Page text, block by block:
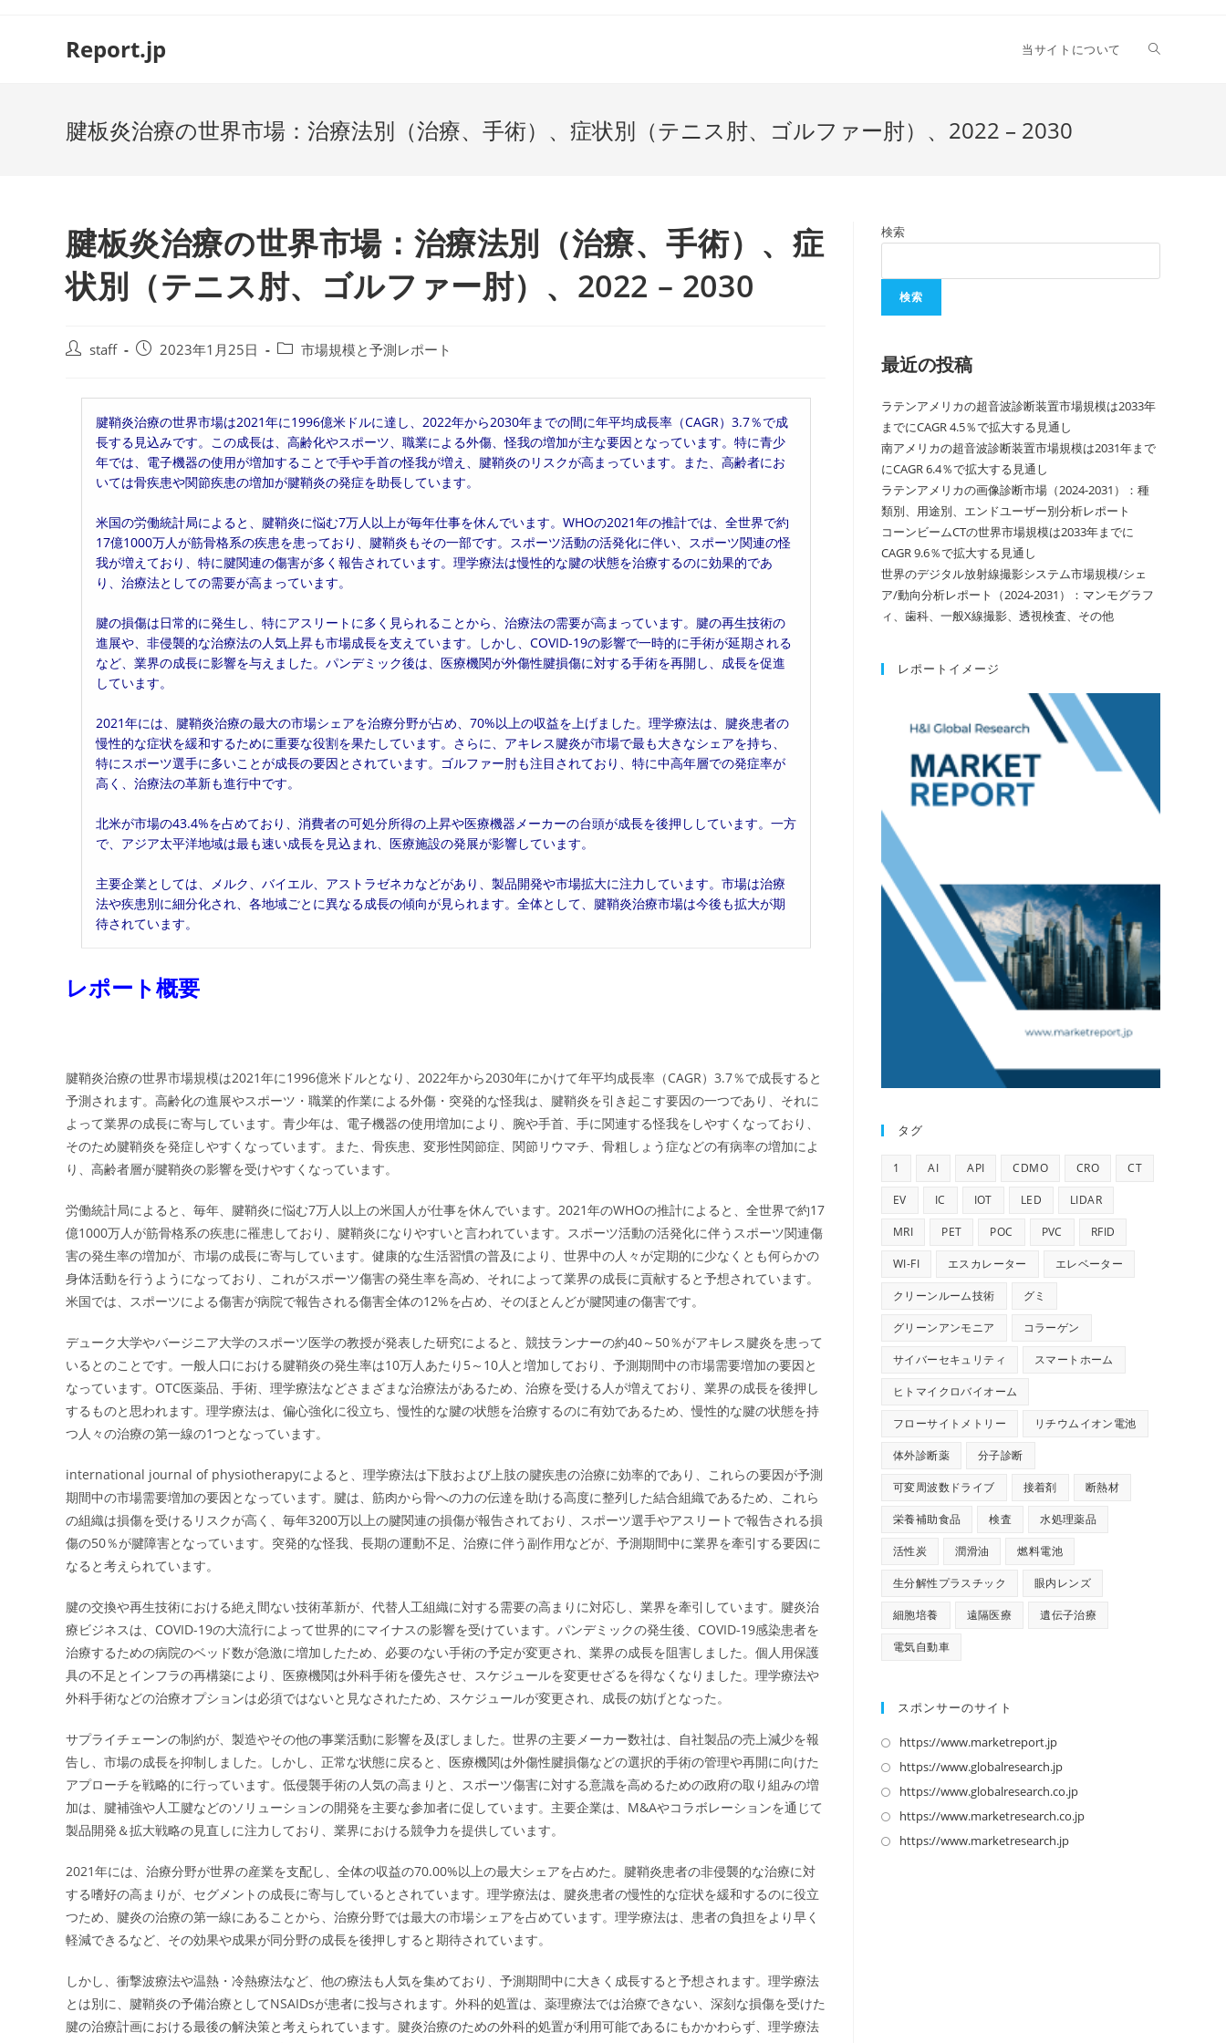
Report.jp 当サイトについて
腱板炎治療の世界市場：治療法別（治療、手術）、症状別（テニス肘、ゴルファー肘）、2022 – 2030
腱板炎治療の世界市場：治療法別（治療、手術）、症
状別（テニス肘、ゴルファー肘）、2022 – 2030
投
staff
投
日:
2023年1月25日
投
ゴ
リ
ー:
市場規模と予測レポート
腱鞘炎治療の世界市場は2021年に1996億米ドルに達し、2022年から2030年までの間に年平均成長率（CAGR）3.7％で成
長する見込みです。この成長は、高齢化やスポーツ、職業による外傷、怪我の増加が主な要因となっています。特に青少
年では、電子機器の使用が増加することで手や手首の怪我が増え、腱鞘炎のリスクが高まっています。また、高齢者にお
いては骨疾患や関節疾患の増加が腱鞘炎の発症を助長しています。
米国の労働統計局によると、腱鞘炎に悩む7万人以上が毎年仕事を休んでいます。WHOの2021年の推計では、全世界で約
17億1000万人が筋骨格系の疾患を患っており、腱鞘炎もその一部です。スポーツ活動の活発化に伴い、スポーツ関連の怪
我が増えており、特に腱関連の傷害が多く報告されています。理学療法は慢性的な腱の状態を治療するのに効果的であ
り、治療法としての需要が高まっています。
腱の損傷は日常的に発生し、特にアスリートに多く見られることから、治療法の需要が高まっています。腱の再生技術の
進展や、非侵襲的な治療法の人気上昇も市場成長を支えています。しかし、COVID-19の影響で一時的に手術が延期される
など、業界の成長に影響を与えました。パンデミック後は、医療機関が外傷性腱損傷に対する手術を再開し、成長を促進
しています。
2021年には、腱鞘炎治療の最大の市場シェアを治療分野が占め、70%以上の収益を上げました。理学療法は、腱炎患者の
慢性的な症状を緩和するために重要な役割を果たしています。さらに、アキレス腱炎が市場で最も大きなシェアを持ち、
特にスポーツ選手に多いことが成長の要因とされています。ゴルファー肘も注目されており、特に中高年層での発症率が
高く、治療法の革新も進行中です。
北米が市場の43.4%を占めており、消費者の可処分所得の上昇や医療機器メーカーの台頭が成長を後押ししています。一方
で、アジア太平洋地域は最も速い成長を見込まれ、医療施設の発展が影響しています。
主要企業としては、メルク、バイエル、アストラゼネカなどがあり、製品開発や市場拡大に注力しています。市場は治療
法や疾患別に細分化され、各地域ごとに異なる成長の傾向が見られます。全体として、腱鞘炎治療市場は今後も拡大が期
待されています。
レポート概要
腱鞘炎治療の世界市場規模は2021年に1996億米ドルとなり、2022年から2030年にかけて年平均成長率（CAGR）3.7％で成長すると
予測されます。高齢化の進展やスポーツ・職業的作業による外傷・突発的な怪我は、腱鞘炎を引き起こす要因の一つであり、それに
よって業界の成長に寄与しています。青少年は、電子機器の使用増加により、腕や手首、手に関連する怪我をしやすくなっており、
そのため腱鞘炎を発症しやすくなっています。また、骨疾患、変形性関節症、関節リウマチ、骨粗しょう症などの有病率の増加によ
り、高齢者層が腱鞘炎の影響を受けやすくなっています。
労働統計局によると、毎年、腱鞘炎に悩む7万人以上の米国人が仕事を休んでいます。2021年のWHOの推計によると、全世界で約17
億1000万人が筋骨格系の疾患に罹患しており、腱鞘炎になりやすいと言われています。スポーツ活動の活発化に伴うスポーツ関連傷
害の発生率の増加が、市場の成長に寄与しています。健康的な生活習慣の普及により、世界中の人々が定期的に少なくとも何らかの
身体活動を行うようになっており、これがスポーツ傷害の発生率を高め、それによって業界の成長に貢献すると予想されています。
米国では、スポーツによる傷害が病院で報告される傷害全体の12%を占め、そのほとんどが腱関連の傷害です。
デューク大学やバージニア大学のスポーツ医学の教授が発表した研究によると、競技ランナーの約40～50％がアキレス腱炎を患って
いるとのことです。一般人口における腱鞘炎の発生率は10万人あたり5～10人と増加しており、予測期間中の市場需要増加の要因と
なっています。OTC医薬品、手術、理学療法などさまざまな治療法があるため、治療を受ける人が増えており、業界の成長を後押し
するものと思われます。理学療法は、偏心強化に役立ち、慢性的な腱の状態を治療するのに有効であるため、慢性的な腱の状態を持
つ人々の治療の第一線の1つとなっています。
international journal of physiotherapyによると、理学療法は下肢および上肢の腱疾患の治療に効率的であり、これらの要因が予測
期間中の市場需要増加の要因となっています。腱は、筋肉から骨への力の伝達を助ける高度に整列した結合組織であるため、これら
の組織は損傷を受けるリスクが高く、毎年3200万以上の腱関連の損傷が報告されており、スポーツ選手やアスリートで報告される損
傷の50％が腱障害となっています。突発的な怪我、長期の運動不足、治療に伴う副作用などが、予測期間中に業界を牽引する要因に
なると考えられています。
腱の交換や再生技術における絶え間ない技術革新が、代替人工組織に対する需要の高まりに対応し、業界を牽引しています。腱炎治
療ビジネスは、COVID-19の大流行によって世界的にマイナスの影響を受けています。パンデミックの発生後、COVID-19感染患者を
治療するための病院のベッド数が急激に増加したため、必要のない手術の予定が変更され、業界の成長を阻害しました。個人用保護
具の不足とインフラの再構築により、医療機関は外科手術を優先させ、スケジュールを変更せざるを得なくなりました。理学療法や
外科手術などの治療オプションは必須ではないと見なされたため、スケジュールが変更され、成長の妨げとなった。
サプライチェーンの制約が、製造やその他の事業活動に影響を及ぼしました。世界の主要メーカー数社は、自社製品の売上減少を報
告し、市場の成長を抑制しました。しかし、正常な状態に戻ると、医療機関は外傷性腱損傷などの選択的手術の管理や再開に向けた
アプローチを戦略的に行っています。低侵襲手術の人気の高まりと、スポーツ傷害に対する意識を高めるための政府の取り組みの増
加は、腱補強や人工腱などのソリューションの開発を主要な参加者に促しています。主要企業は、M&Aやコラボレーションを通じて
製品開発＆拡大戦略の見直しに注力しており、業界における競争力を提供しています。
2021年には、治療分野が世界の産業を支配し、全体の収益の70.00%以上の最大シェアを占めた。腱鞘炎患者の非侵襲的な治療に対
する嗜好の高まりが、セグメントの成長に寄与しているとされています。理学療法は、腱炎患者の慢性的な症状を緩和するのに役立
つため、腱炎の治療の第一線にあることから、治療分野では最大の市場シェアを占めています。理学療法は、患者の負担をより早く
軽減できるなど、その効果や成果が同分野の成長を後押しすると期待されています。
しかし、衝撃波療法や温熱・冷熱療法など、他の療法も人気を集めており、予測期間中に大きく成長すると予想されます。理学療法
とは別に、腱鞘炎の予備治療としてNSAIDsが患者に投与されます。外科的処置は、薬理療法では治療できない、深刻な損傷を受けた
腱の治療計画における最後の解決策と考えられています。腱炎治療のための外科的処置が利用可能であるにもかかわらず、理学療法
検索
検索
最近の投稿
ラテンアメリカの超音波診断装置市場規模は2033年
までにCAGR 4.5％で拡大する見通し
南アメリカの超音波診断装置市場規模は2031年まで
にCAGR 6.4％で拡大する見通し
ラテンアメリカの画像診断市場（2024-2031）：種
類別、用途別、エンドユーザー別分析レポート
コーンビームCTの世界市場規模は2033年までに
CAGR 9.6％で拡大する見通し
世界のデジタル放射線撮影システム市場規模/シェ
ア/動向分析レポート（2024-2031）：マンモグラフ
ィ、歯科、一般X線撮影、透視検査、その他
レポートイメージ
タグ
1 AI API CDMO CRO CT
EV IC IOT LED LIDAR
MRI PET POC PVC RFID
WI-FI エスカレーター エレベーター
クリーンルーム技術 グミ
グリーンアンモニア コラーゲン
サイバーセキュリティ スマートホーム
ヒトマイクロバイオーム
フローサイトメトリー リチウムイオン電池
体外診断薬 分子診断
可変周波数ドライブ 接着剤 断熱材
栄養補助食品 検査 水処理薬品
活性炭 潤滑油 燃料電池
生分解性プラスチック 眼内レンズ
細胞培養 遠隔医療 遺伝子治療
電気自動車
スポンサーのサイト
https://www.marketreport.jp新
し
い
タ
ブ
https://www.globalresearch.jp新
し
い
タ
https://www.globalresearch.co.jp新
し
https://www.marketresearch.co.jp新
https://www.marketresearch.jp新